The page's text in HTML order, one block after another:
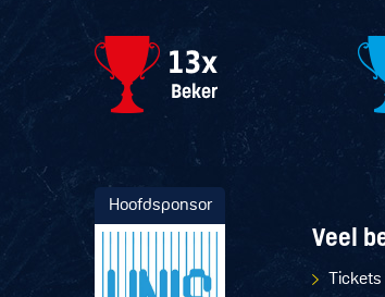
Hoofdsponsor
Veel
Tickets